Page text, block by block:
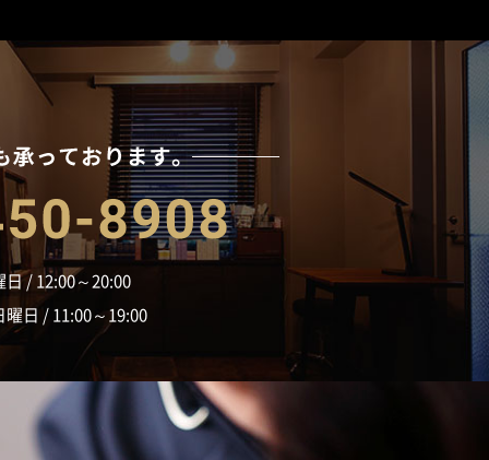
06-6450-8908
日 / 12:00～20:00
曜日 / 11:00～19:00